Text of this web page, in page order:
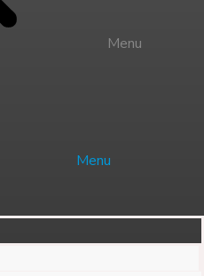
Menu
Menu